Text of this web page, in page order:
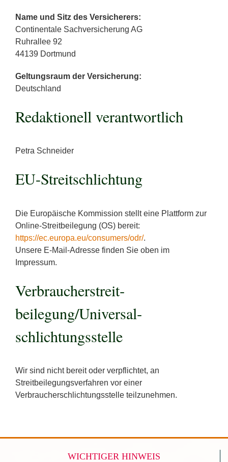
Name und Sitz des Versicherers:
Continentale Sachversicherung AG
Ruhrallee 92
44139 Dortmund
Geltungsraum der Versicherung:
Deutschland
Redaktionell verantwortlich
Petra Schneider
EU-Streitschlichtung
Die Europäische Kommission stellt eine Plattform zur
Online-Streitbeilegung (OS) bereit:
https://ec.europa.eu/consumers/odr/.
Unsere E-Mail-Adresse finden Sie oben im
Impressum.
Verbraucher­streit­
beilegung/Universal­
schlichtungs­stelle
Wir sind nicht bereit oder verpflichtet, an
Streitbeilegungsverfahren vor einer
Verbraucherschlichtungsstelle teilzunehmen.
WICHTIGER HINWEIS